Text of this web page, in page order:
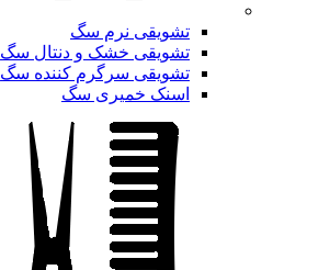
تشویقی نرم سگ
تشویقی خشک و دنتال سگ
تشویقی سرگرم کننده سگ
اسنک خمیری سگ